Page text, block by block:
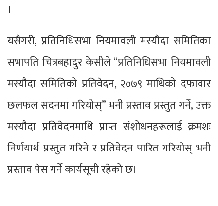
।
यसैगरी, प्रतिनिधिसभा नियमावली मस्यौदा समितिका
सभापति चित्रबहादुर केसीले “प्रतिनिधिसभा नियमावली
मस्यौदा समितिको प्रतिवेदन, २०७९ माथिको दफावार
छलफल सदनमा गरियोस्” भनी प्रस्ताव प्रस्तुत गर्ने, उक्त
मस्यौदा प्रतिवेदनमाथि प्राप्त संशोधनहरूलाई क्रमशः
निर्णयार्थ प्रस्तुत गरिने र प्रतिवेदन पारित गरियोस् भनी
प्रस्ताव पेस गर्ने कार्यसूची रहेको छ।